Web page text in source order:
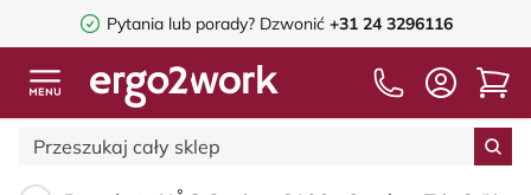
Pytania lub porady? Dzwonić +31 24 3296116